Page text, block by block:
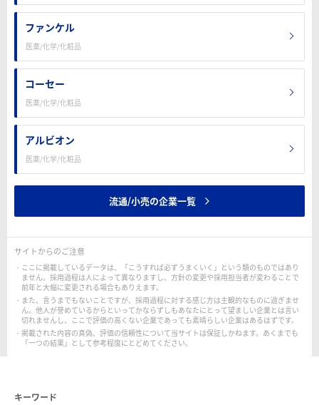
ファンケル
医薬/化学/化粧品
コーセー
医薬/化学/化粧品
アルビオン
医薬/化学/化粧品
流通/小売の企業一覧
サイトからのご注意
ここに掲載しているデータは、「こうすれば必ずうまくいく」という類のものではあり
ません。採用過程は人によって異なりますし、方針の変更や採用担当者が変わることで
前年と大幅に変更される場合もありえます。
また、言うまでもないことですが、採用過程に対する感じ方は主観的なものに過ぎませ
ん。他人が誉めているからといってかならずしもあなたにとって望ましい企業とは言い
切れませんし、ここで評価の高くない企業であっても素晴らしい企業はあるはずです。
掲載された内容の真偽、評価の信頼性について当サイトは保証しかねます。あくまでも
「一つの結果」として参考程度にとどめてください。
キーワード